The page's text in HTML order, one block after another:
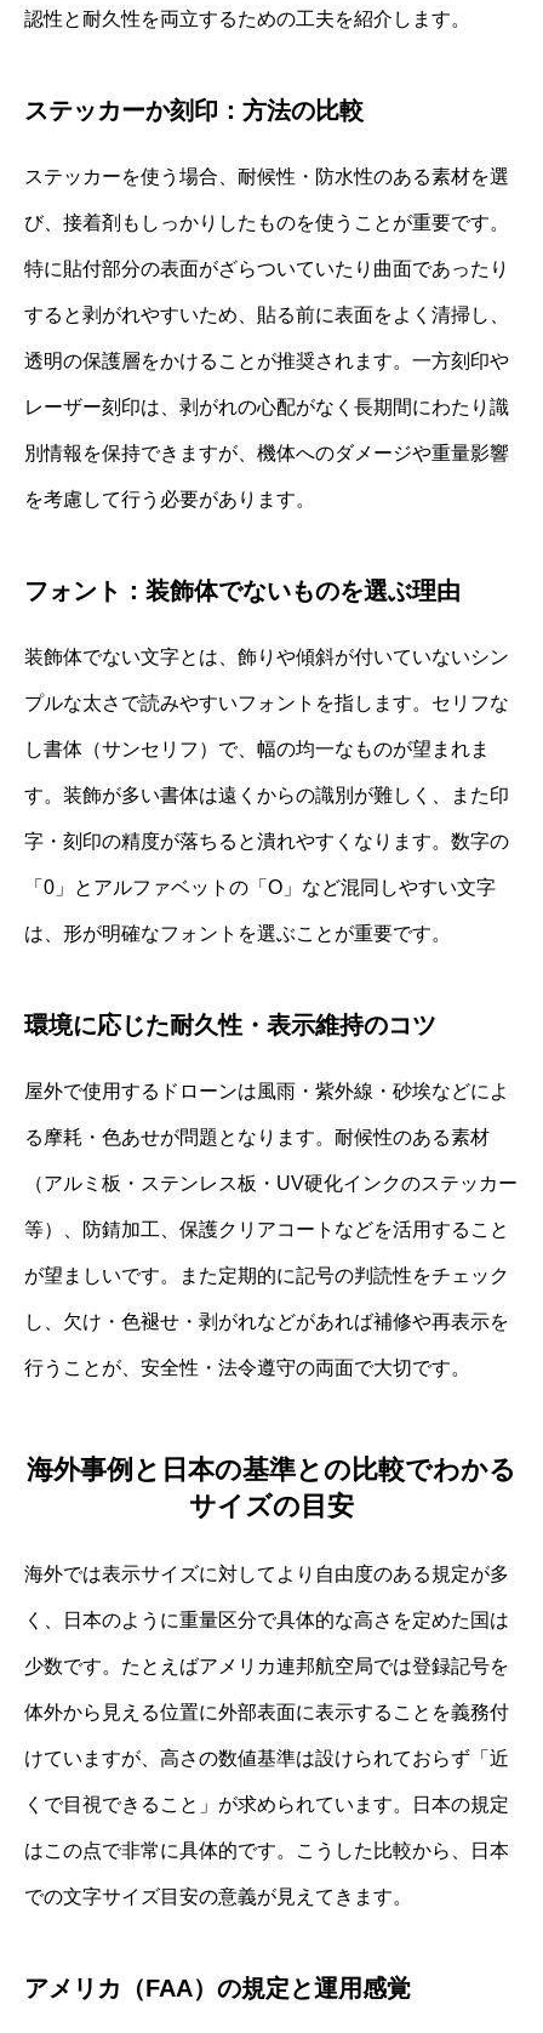
認性と耐久性を両立するための工夫を紹介します。
ステッカーか刻印：方法の比較
ステッカーを使う場合、耐候性・防水性のある素材を選
び、接着剤もしっかりしたものを使うことが重要です。
特に貼付部分の表面がざらついていたり曲面であったり
すると剥がれやすいため、貼る前に表面をよく清掃し、
透明の保護層をかけることが推奨されます。一方刻印や
レーザー刻印は、剥がれの心配がなく長期間にわたり識
別情報を保持できますが、機体へのダメージや重量影響
を考慮して行う必要があります。
フォント：装飾体でないものを選ぶ理由
装飾体でない文字とは、飾りや傾斜が付いていないシン
プルな太さで読みやすいフォントを指します。セリフな
し書体（サンセリフ）で、幅の均一なものが望まれま
す。装飾が多い書体は遠くからの識別が難しく、また印
字・刻印の精度が落ちると潰れやすくなります。数字の
「0」とアルファベットの「O」など混同しやすい文字
は、形が明確なフォントを選ぶことが重要です。
環境に応じた耐久性・表示維持のコツ
屋外で使用するドローンは風雨・紫外線・砂埃などによ
る摩耗・色あせが問題となります。耐候性のある素材
（アルミ板・ステンレス板・UV硬化インクのステッカー
等）、防錆加工、保護クリアコートなどを活用すること
が望ましいです。また定期的に記号の判読性をチェック
し、欠け・色褪せ・剥がれなどがあれば補修や再表示を
行うことが、安全性・法令遵守の両面で大切です。
海外事例と日本の基準との比較でわかる
サイズの目安
海外では表示サイズに対してより自由度のある規定が多
く、日本のように重量区分で具体的な高さを定めた国は
少数です。たとえばアメリカ連邦航空局では登録記号を
体外から見える位置に外部表面に表示することを義務付
けていますが、高さの数値基準は設けられておらず「近
くで目視できること」が求められています。日本の規定
はこの点で非常に具体的です。こうした比較から、日本
での文字サイズ目安の意義が見えてきます。
アメリカ（FAA）の規定と運用感覚